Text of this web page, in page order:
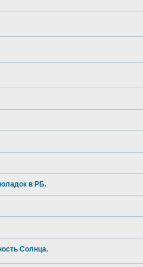
в РБ.
Солнца.